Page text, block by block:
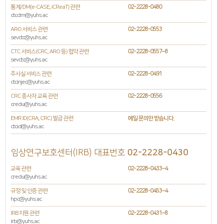
통계/DM(e-CASE, iCReaT) 관련
02-2228-0480
ctcdm@yuhs.ac
ARO 서비스 관련
02-2228-0553
sevctc@yuhs.ac
CTC 서비스(CRC, ARO 등) 협약 관련
02-2228-0557~8
sevctc@yuhs.ac
주사실 서비스 관련
02-2228-0491
ctcinjec@yuhs.ac
CRC 종사자 교육 관련
02-2228-0556
credu@yuhs.ac
EMR ID(CRA, CRC) 발급 관련
메일 문의만 받습니다.
ctcid@yuhs.ac
임상연구보호센터(IRB) 대표번호 02-2228-0430
교육 관련
02-2228-0433~4
credu@yuhs.ac
규정 및 인증 관련
02-2228-0453~4
hpc@yuhs.ac
IRB 지원 관련
02-2228-0431~8
irb@yuhs.ac